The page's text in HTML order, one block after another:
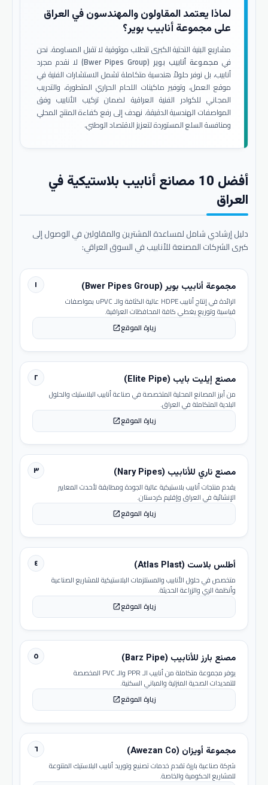
لماذا يعتمد المقاولون والمهندسون في العراق
على مجموعة أنابيب بوير؟
مشاريع البنية التحتية الكبرى تتطلب موثوقية لا تقبل المساومة. نحن
في مجموعة أنابيب بوير (Bwer Pipes Group)
لا نقدم مجرد
أنابيب، بل نوفر حلولاً هندسية متكاملة تشمل الاستشارات الفنية في
موقع العمل، وتوفير ماكينات اللحام الحراري المتطورة، والتدريب
المجاني للكوادر الفنية العراقية لضمان تركيب الأنابيب وفق
المواصفات الهندسية الدقيقة. نهدف إلى رفع كفاءة المنتج المحلي
ومنافسة السلع المستوردة لتعزيز الاقتصاد الوطني.
أفضل 10 مصانع أنابيب بلاستيكية في
العراق
دليل إرشادي شامل لمساعدة المشترين والمقاولين في الوصول إلى
كبرى الشركات المصنعة للأنابيب في السوق العراقي:
١ مجموعة أنابيب بوير (Bwer Pipes Group)
الرائدة في إنتاج أنابيب HDPE عالية الكثافة والـ uPVC بمواصفات
قياسية وتوزيع يغطي كافة المحافظات العراقية.
زيارة الموقعopen_in_new
٢ مصنع إيليت بايب (Elite Pipe)
من أبرز المصانع المحلية المتخصصة في صناعة أنابيب البلاستيك والحلول
البلدية المتكاملة في العراق.
زيارة الموقعopen_in_new
٣ مصنع ناري للأنابيب (Nary Pipes)
يقدم منتجات أنابيب بلاستيكية عالية الجودة ومطابقة لأحدث المعايير
الإنشائية في العراق وإقليم كردستان.
زيارة الموقعopen_in_new
٤ أطلس بلاست (Atlas Plast)
متخصص في حلول الأنابيب والمستلزمات البلاستيكية للمشاريع الصناعية
وأنظمة الري والزراعة الحديثة.
زيارة الموقعopen_in_new
٥ مصنع بارز للأنابيب (Barz Pipe)
يوفر مجموعة متكاملة من أنابيب الـ PPR والـ PVC المخصصة
للتمديدات الصحية المنزلية والمباني السكنية.
زيارة الموقعopen_in_new
٦ مجموعة أويزان (Awezan Co)
شركة صناعية بارزة تقدم خدمات تصنيع وتوريد أنابيب البلاستيك المتنوعة
للمشاريع الحكومية والخاصة.